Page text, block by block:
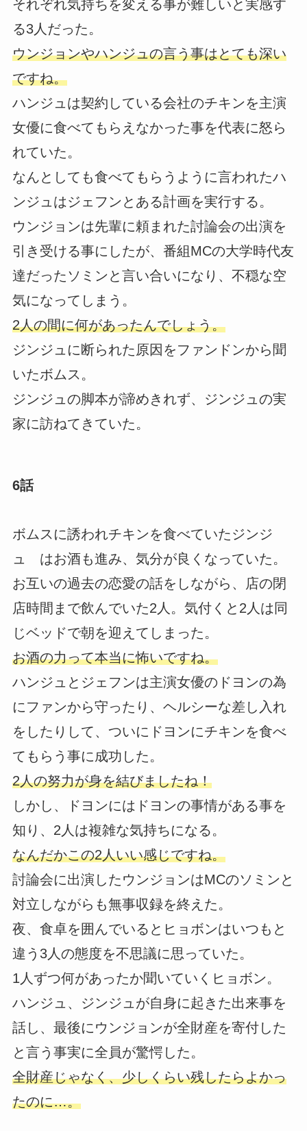
それぞれ気持ちを変える事が難しいと実感す
る3人だった。
ウンジョンやハンジュの言う事はとても深い
ですね。
ハンジュは契約している会社のチキンを主演
女優に食べてもらえなかった事を代表に怒ら
れていた。
なんとしても食べてもらうように言われたハ
ンジュはジェフンとある計画を実行する。
ウンジョンは先輩に頼まれた討論会の出演を
引き受ける事にしたが、番組MCの大学時代友
達だったソミンと言い合いになり、不穏な空
気になってしまう。
2人の間に何があったんでしょう。
ジンジュに断られた原因をファンドンから聞
いたボムス。
ジンジュの脚本が諦めきれず、ジンジュの実
家に訪ねてきていた。
6話
ボムスに誘われチキンを食べていたジンジ
ュ はお酒も進み、気分が良くなっていた。
お互いの過去の恋愛の話をしながら、店の閉
店時間まで飲んでいた2人。気付くと2人は同
じベッドで朝を迎えてしまった。
お酒の力って本当に怖いですね。
ハンジュとジェフンは主演女優のドヨンの為
にファンから守ったり、ヘルシーな差し入れ
をしたりして、ついにドヨンにチキンを食べ
てもらう事に成功した。
2人の努力が身を結びましたね！
しかし、ドヨンにはドヨンの事情がある事を
知り、2人は複雑な気持ちになる。
なんだかこの2人いい感じですね。
討論会に出演したウンジョンはMCのソミンと
対立しながらも無事収録を終えた。
夜、食卓を囲んでいるとヒョボンはいつもと
違う3人の態度を不思議に思っていた。
1人ずつ何があったか聞いていくヒョボン。
ハンジュ、ジンジュが自身に起きた出来事を
話し、最後にウンジョンが全財産を寄付した
と言う事実に全員が驚愕した。
全財産じゃなく、少しくらい残したらよかっ
たのに…。